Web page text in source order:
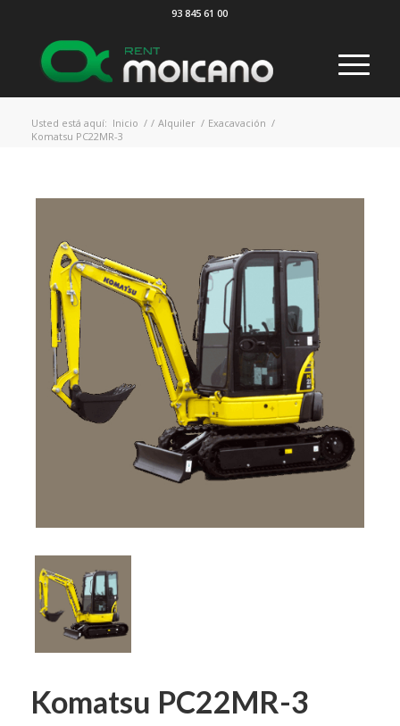
93 845 61 00
Usted está aquí: Inicio / / Alquiler / Exacavación /
Komatsu PC22MR-3
Komatsu PC22MR-3